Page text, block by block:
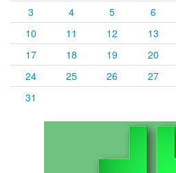
3
4 5 6
10
11 12 13
17
18 19 20
24
25 26 27
31